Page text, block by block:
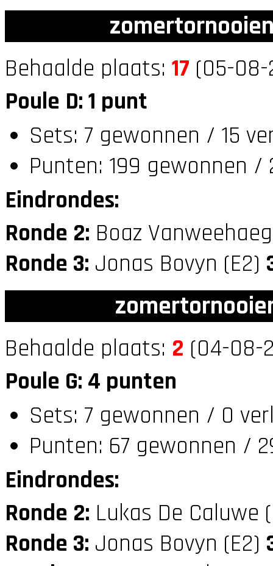
Behaalde plaats: 17 (05-08-
Poule D: 1 punt
Sets: 7 gewonnen / 15
Punten: 199 gewonnen /
Eindrondes:
Ronde 2: Boaz
Ronde 3: Jonas Bovyn (E2)
Behaalde plaats: 2 (04-08-
Poule G: 4 punten
Sets: 7 gewonnen / 0
Punten: 67 gewonnen /
Eindrondes:
Ronde 2: Lukas De Caluwe
Ronde 3: Jonas Bovyn (E2)